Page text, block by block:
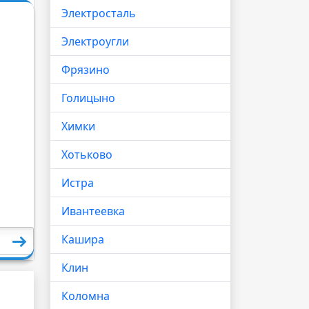
Электросталь
Электроугли
Фрязино
Голицыно
Химки
Хотьково
Истра
Ивантеевка
Кашира
Клин
Коломна